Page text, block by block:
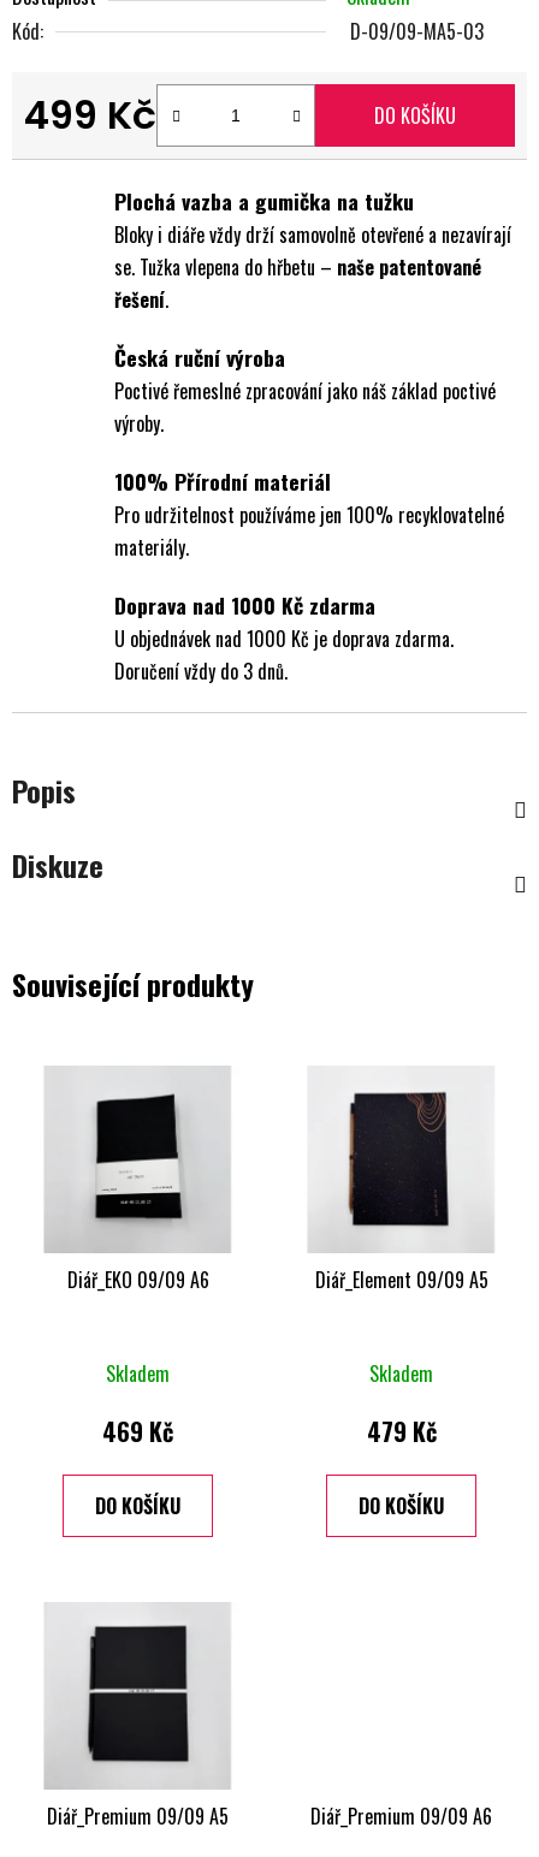
Kód:
D-09/09-MA5-03
499 Kč
Měrná cena:
DO KOŠÍKU
Plochá vazba a gumička na tužku
Bloky i diáře vždy drží samovolně otevřené a nezavírají
se. Tužka vlepena do hřbetu – naše patentované
řešení.
Česká ruční výroba
Poctivé řemeslné zpracování jako náš základ poctivé
výroby.
100% Přírodní materiál
Pro udržitelnost používáme jen 100% recyklovatelné
materiály.
Doprava nad 1000 Kč zdarma
U objednávek nad 1000 Kč je doprava zdarma.
Doručení vždy do 3 dnů.
Popis
Diskuze
Související produkty
Diář_EKO 09/09 A6
Skladem
469 Kč
DO KOŠÍKU
Diář_Element 09/09 A5
Skladem
479 Kč
DO KOŠÍKU
Diář_Premium 09/09 A5 Diář_Premium 09/09 A6